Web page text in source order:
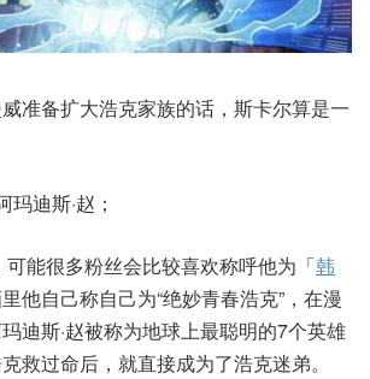
准备扩大浩克家族的话，斯卡尔算是一
玛迪斯·赵；
可能很多粉丝会比较喜欢称呼他为「韩
他自己称自己为“绝妙青春浩克”，在漫
迪斯·赵被称为地球上最聪明的7个英雄
救过命后，就直接成为了浩克迷弟。